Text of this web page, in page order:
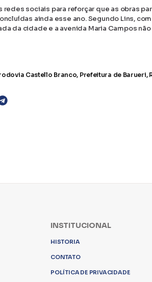
sociais para reforçar que as obras
ainda esse ano. Segundo Lins,
da cidade e a avenida Maria Campos
Castello Branco, Prefeitura de Barueri,
INSTITUCIONAL
HISTORIA
CONTATO
POLÍTICA DE PRIVACIDADE